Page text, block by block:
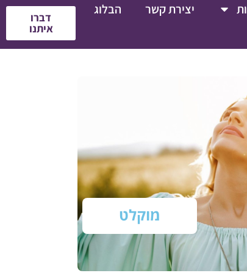
יצירת קשר
הבלוג
דברו
איתנו
מוקלט